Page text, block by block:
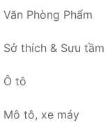
Văn Phòng Phẩm
Sở thích & Sưu tầm
Ô tô
Mô tô, xe máy